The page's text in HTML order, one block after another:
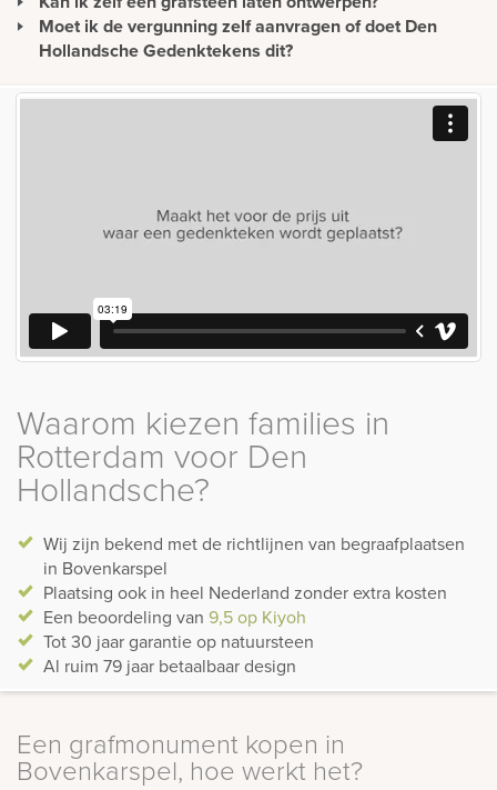
plaatsen in heel Nederland en zijn op de hoogte van de lokale
richtlijnen van de meeste begraafplaatsen. Hiermee houden wij
ook rekening tijdens het maken van het ontwerp.
oriënteren. Wilt u advies? Dan is het verstandig om een afspraak
te maken. Zo hoeft u niet onnodig te wachten en wordt u direct
Een mooie en persoonlijke grafsteen moet natuurlijk eerst
ontworpen worden. We bieden u de mogelijkheid om vanuit uw
natuurlijk ook voor kiezen om het ontwerp geheel vrijblijvend
en gratis door onze adviseurs te laten maken. We staan open
Moet ik de vergunning zelf aanvragen of doet Den
Hollandsche Gedenktekens dit?
nemen wij contact op met de gemeente voor het aanvragen van
Waarom kiezen families in
Rotterdam voor Den
Hollandsche?
Wij zijn bekend met de richtlijnen van begraafplaatsen
in Bovenkarspel
Plaatsing ook in heel Nederland zonder extra kosten
Een beoordeling van 9,5 op Kiyoh
Tot 30 jaar garantie op natuursteen
Al ruim 79 jaar betaalbaar design
Een grafmonument kopen in
Bovenkarspel, hoe werkt het?